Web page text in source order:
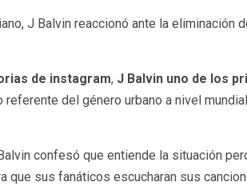
J Balvin reaccionó ante la eliminación
de instagram, J Balvin uno de los
del género urbano a nivel
confesó que entiende la situación
que sus fanáticos escucharan sus